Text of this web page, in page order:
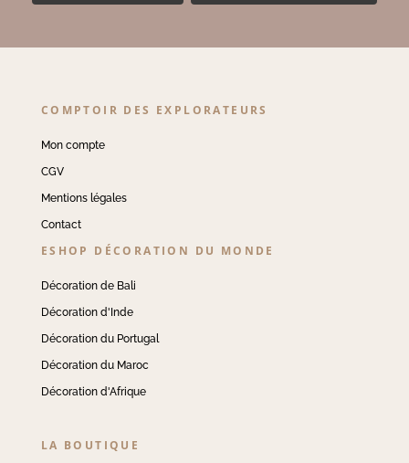
COMPTOIR DES EXPLORATEURS
Mon compte
CGV
Mentions légales
Contact
ESHOP DÉCORATION DU MONDE
Décoration de Bali
Décoration d'Inde
Décoration du Portugal
Décoration du Maroc
Décoration d'Afrique
LA BOUTIQUE